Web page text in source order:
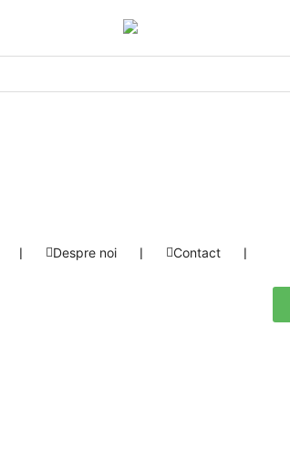
❘ Despre noi ❘ Contact ❘